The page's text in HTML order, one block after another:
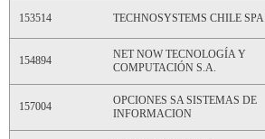
153514 TECHNOSYSTEMS CHILE SPA
154894
NET NOW TECNOLOGÍA Y
COMPUTACIÓN S.A.
157004
OPCIONES SA SISTEMAS DE
INFORMACION